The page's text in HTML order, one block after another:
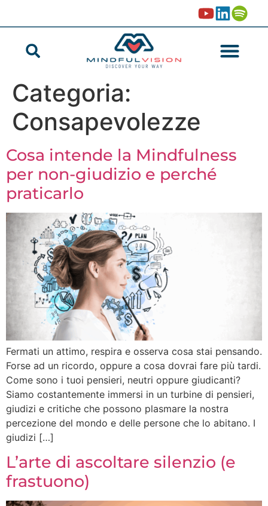
Categoria:
Consapevolezze
Cosa intende la Mindfulness
per non-giudizio e perché
praticarlo
Fermati un attimo, respira e osserva cosa stai pensando.
Forse ad un ricordo, oppure a cosa dovrai fare più tardi.
Come sono i tuoi pensieri, neutri oppure giudicanti?
Siamo costantemente immersi in un turbine di pensieri,
giudizi e critiche che possono plasmare la nostra
percezione del mondo e delle persone che lo abitano. I
giudizi […]
L’arte di ascoltare silenzio (e
frastuono)